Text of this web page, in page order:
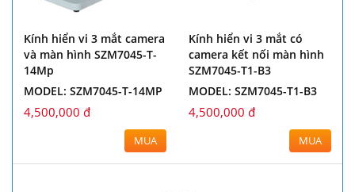
Kính hiển vi 3 mắt camera
và màn hình SZM7045-T-
14Mp
MODEL: SZM7045-T-14MP
4,500,000 đ
MUA
Kính hiển vi 3 mắt có
camera kết nối màn hình
SZM7045-T1-B3
MODEL: SZM7045-T1-B3
4,500,000 đ
MUA